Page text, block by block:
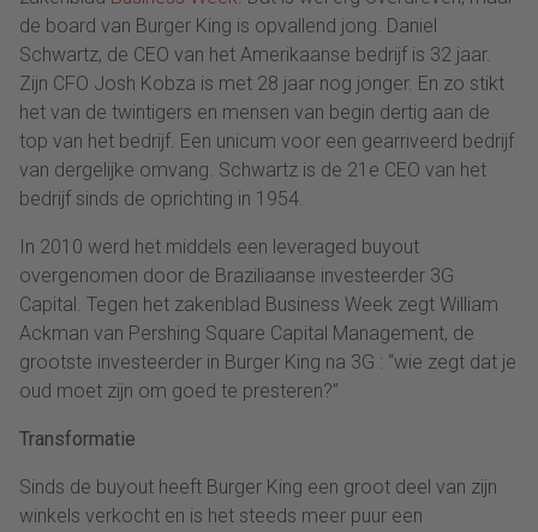
de board van Burger King is opvallend jong. Daniel
Schwartz, de CEO van het Amerikaanse bedrijf is 32 jaar.
Zijn CFO Josh Kobza is met 28 jaar nog jonger. En zo stikt
het van de twintigers en mensen van begin dertig aan de
top van het bedrijf. Een unicum voor een gearriveerd bedrijf
van dergelijke omvang. Schwartz is de 21e CEO van het
bedrijf sinds de oprichting in 1954.
In 2010 werd het middels een leveraged buyout
overgenomen door de Braziliaanse investeerder 3G
Capital. Tegen het zakenblad Business Week zegt William
Ackman van Pershing Square Capital Management, de
grootste investeerder in Burger King na 3G : “wie zegt dat je
oud moet zijn om goed te presteren?”
Transformatie
Sinds de buyout heeft Burger King een groot deel van zijn
winkels verkocht en is het steeds meer puur een